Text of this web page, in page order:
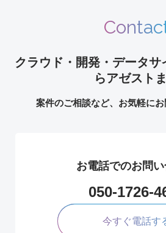
クラウド・開発・データサ
らアゼスト
案件のご相談など、お気軽にお
お電話でのお問
050-1726-
今すぐ電話す